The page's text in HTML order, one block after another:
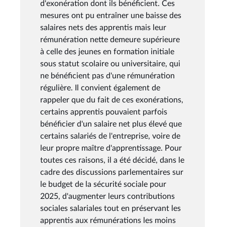
d'exonération dont ils bénéficient. Ces
mesures ont pu entraîner une baisse des
salaires nets des apprentis mais leur
rémunération nette demeure supérieure
à celle des jeunes en formation initiale
sous statut scolaire ou universitaire, qui
ne bénéficient pas d'une rémunération
régulière. Il convient également de
rappeler que du fait de ces exonérations,
certains apprentis pouvaient parfois
bénéficier d'un salaire net plus élevé que
certains salariés de l'entreprise, voire de
leur propre maître d'apprentissage. Pour
toutes ces raisons, il a été décidé, dans le
cadre des discussions parlementaires sur
le budget de la sécurité sociale pour
2025, d'augmenter leurs contributions
sociales salariales tout en préservant les
apprentis aux rémunérations les moins